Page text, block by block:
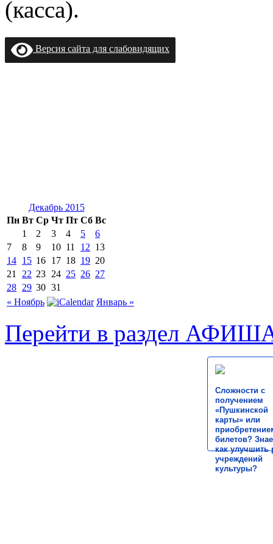
(касса).
Версия сайта для слабовидящих
Декабрь 2015
Пн Вт Ср Чт Пт Сб Вс
1
2 3 4 5
6
7
8 9 10 11 12 13
14 15 16 17 18 19 20
21
22 23 24 25 26 27
28 29 30 31
« Ноябрь
Январь »
Перейти в раздел
Сложности с
получением
«Пушкинской
карты» или
билетов?
как улучшить
учреждений
культуры?